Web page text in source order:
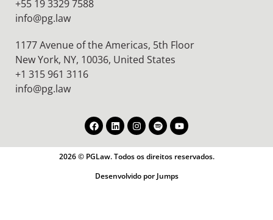
+55 19 3329 7588
info@pg.law
1177 Avenue of the Americas, 5th Floor
New York, NY, 10036, United States
+1 315 961 3116
info@pg.law
2026 © PGLaw. Todos os direitos reservados.
Desenvolvido por Jumps